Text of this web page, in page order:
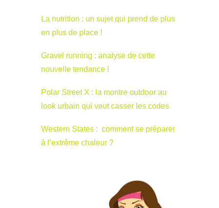
La nutrition : un sujet qui prend de plus
en plus de place !
Gravel running : analyse de cette
nouvelle tendance !
Polar Street X : la montre outdoor au
look urbain qui veut casser les codes
Western States : comment se préparer
à l’extrême chaleur ?